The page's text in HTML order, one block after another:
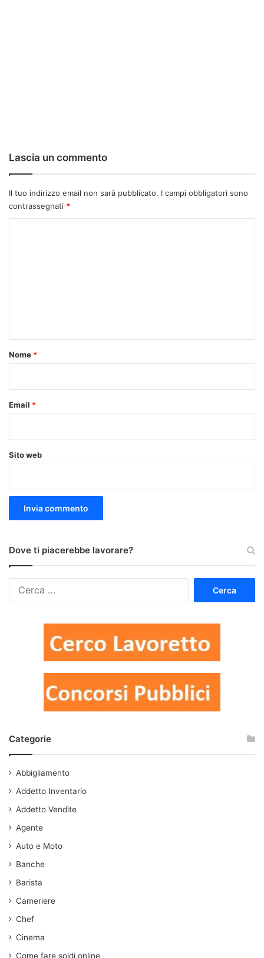
Lascia un commento
Il tuo indirizzo email non sarà pubblicato. I campi obbligatori sono
contrassegnati *
o
Nome *
Email *
Sito web
Dove ti piacerebbe lavorare?
Categorie
Abbigliamento
Addetto Inventario
Addetto Vendite
Agente
Auto e Moto
Banche
Barista
Cameriere
Chef
Cinema
Come fare soldi online